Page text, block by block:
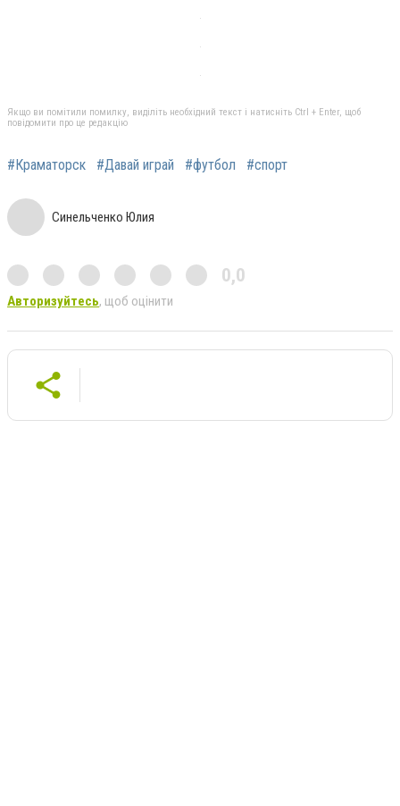
Якщо ви помітили помилку, виділіть необхідний текст і натисніть Ctrl + Enter, щоб
повідомити про це редакцію
#Краматорск #Давай играй #футбол #спорт
Синельченко Юлия
0,0
Авторизуйтесь, щоб оцінити